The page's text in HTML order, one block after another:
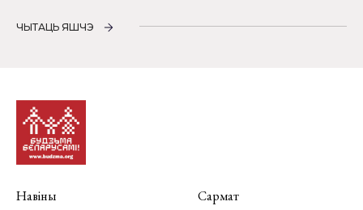
ЧЫТАЦЬ ЯШЧЭ
Навіны
Сармат